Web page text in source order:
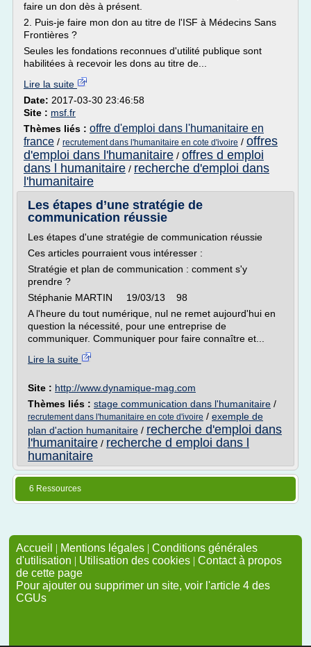
faire un don dès à présent.
2. Puis-je faire mon don au titre de l'ISF à Médecins Sans
Frontières ?
Seules les fondations reconnues d'utilité publique sont
habilitées à recevoir les dons au titre de...
Lire la suite
Date: 2017-03-30 23:46:58
Site : msf.fr
Thèmes liés : offre d'emploi dans l'humanitaire en
france / recrutement dans l'humanitaire en cote d'ivoire / offres
d'emploi dans l'humanitaire / offres d emploi
dans l humanitaire / recherche d'emploi dans
l'humanitaire
Les étapes d’une stratégie de
communication réussie
Les étapes d'une stratégie de communication réussie
Ces articles pourraient vous intéresser :
Stratégie et plan de communication : comment s'y
prendre ?
Stéphanie MARTIN 19/03/13 98
A l'heure du tout numérique, nul ne remet aujourd'hui en
question la nécessité, pour une entreprise de
communiquer. Communiquer pour faire connaître et...
Lire la suite
Site : http://www.dynamique-mag.com
Thèmes liés : stage communication dans l'humanitaire /
recrutement dans l'humanitaire en cote d'ivoire / exemple de
plan d'action humanitaire / recherche d'emploi dans
l'humanitaire / recherche d emploi dans l
humanitaire
6 Ressources
Accueil | Mentions légales | Conditions générales
d'utilisation | Utilisation des cookies | Contact à propos
de cette page
Pour ajouter ou supprimer un site, voir l'article 4 des
CGUs